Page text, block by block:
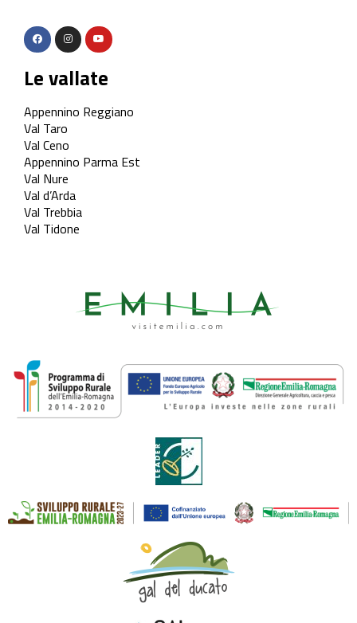
Le vallate
Appennino Reggiano
Val Taro
Val Ceno
Appennino Parma Est
Val Nure
Val d’Arda
Val Trebbia
Val Tidone